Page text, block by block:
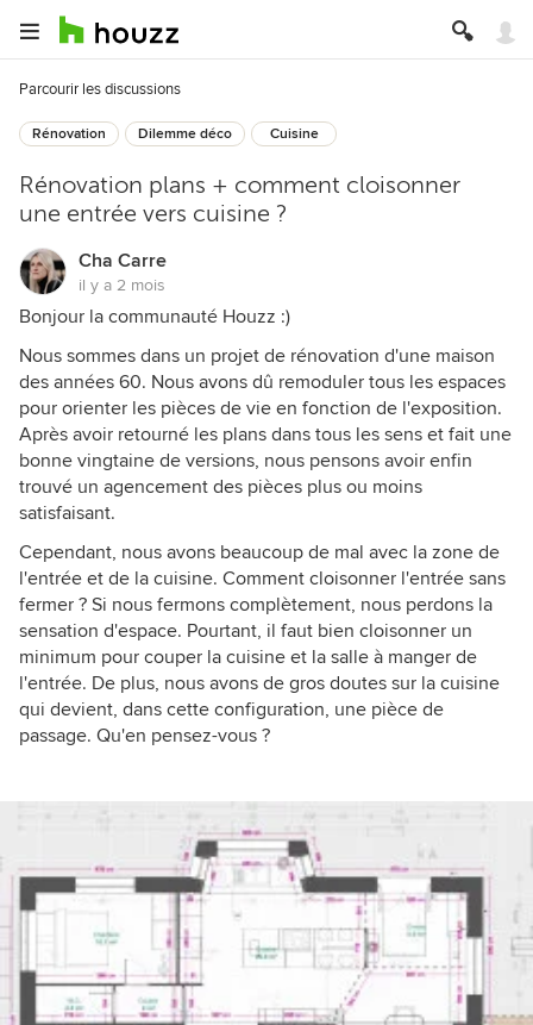
Parcourir les discussions
Rénovation Dilemme déco Cuisine
Rénovation plans + comment cloisonner
une entrée vers cuisine ?
Cha Carre
il y a 2 mois
Bonjour la communauté Houzz :)
Nous sommes dans un projet de rénovation d'une maison
des années 60. Nous avons dû remoduler tous les espaces
pour orienter les pièces de vie en fonction de l'exposition.
Après avoir retourné les plans dans tous les sens et fait une
bonne vingtaine de versions, nous pensons avoir enfin
trouvé un agencement des pièces plus ou moins
satisfaisant.
Cependant, nous avons beaucoup de mal avec la zone de
l'entrée et de la cuisine. Comment cloisonner l'entrée sans
fermer ? Si nous fermons complètement, nous perdons la
sensation d'espace. Pourtant, il faut bien cloisonner un
minimum pour couper la cuisine et la salle à manger de
l'entrée. De plus, nous avons de gros doutes sur la cuisine
qui devient, dans cette configuration, une pièce de
passage. Qu'en pensez-vous ?